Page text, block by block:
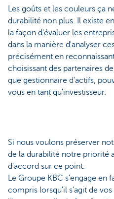
Les goûts et les couleurs ça
durabilité non plus. Il existe
la façon d'évaluer les
dans la manière d'analyser
précisément en
choisissant des partenaires
que gestionnaire d'actifs,
vous en tant qu'investisseur.
Si nous voulons préserver
de la durabilité notre priorité
d'accord sur ce point.
Le Groupe KBC s'engage en
compris lorsqu'il s'agit de